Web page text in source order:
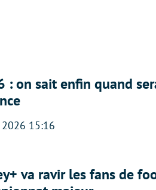
: on sait enfin quand
15:16
va ravir les fans de